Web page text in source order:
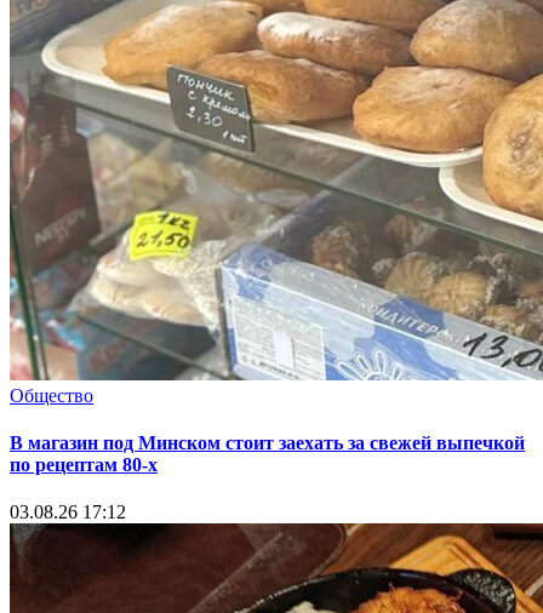
Общество
В магазин под Минском стоит заехать за свежей выпечкой
по рецептам 80-х
03.08.26 17:12